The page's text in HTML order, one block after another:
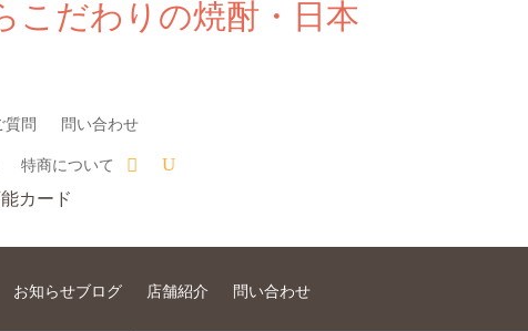
こだわりの焼酎・日本
質問 問い合わせ
特商について
お知らせブログ 店舗紹介 問い合わせ